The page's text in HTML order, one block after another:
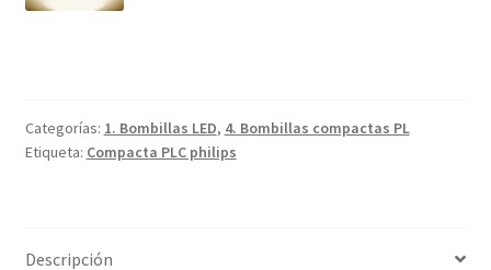
Categorías: 1. Bombillas LED, 4. Bombillas compactas PL
Etiqueta: Compacta PLC philips
Descripción